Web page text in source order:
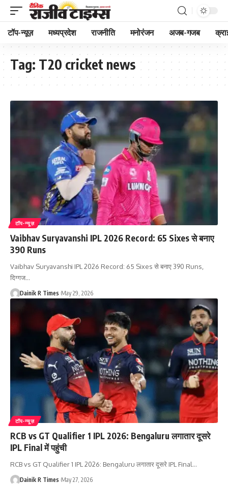
टॉप-न्यूज़ मध्यप्रदेश राजनीति मनोरंजन अजब-गजब
Tag: T20 cricket news
टॉप-न्यूज़
Vaibhav Suryavanshi IPL 2026 Record: 65 Sixes से बनाए
390 Runs
Vaibhav Suryavanshi IPL 2026 Record: 65 Sixes से बनाए 390 Runs,
दिग्गज…
Dainik R Times May 29, 2026
टॉप-न्यूज़
RCB vs GT Qualifier 1 IPL 2026: Bengaluru लगातार दूसरे
IPL Final में पहुंची
RCB vs GT Qualifier 1 IPL 2026: Bengaluru लगातार दूसरे IPL Final…
Dainik R Times May 27, 2026